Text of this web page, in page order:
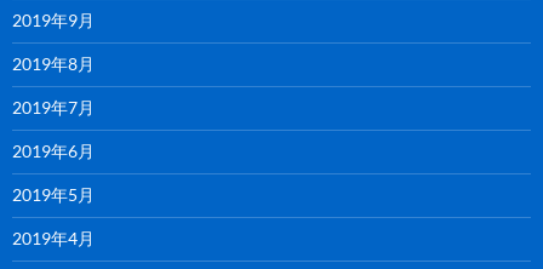
2019年9月
2019年8月
2019年7月
2019年6月
2019年5月
2019年4月